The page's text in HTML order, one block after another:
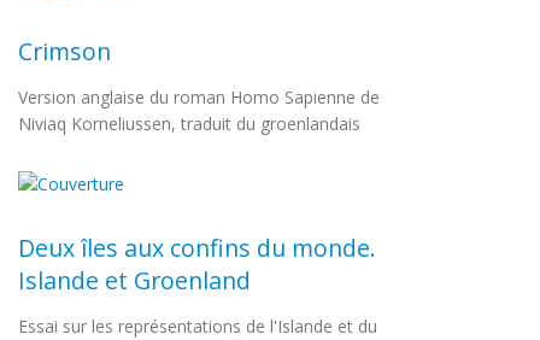
Crimson
Version anglaise du roman Homo Sapienne de
Niviaq Korneliussen, traduit du groenlandais
Deux îles aux confins du monde.
Islande et Groenland
Essai sur les représentations de l'Islande et du